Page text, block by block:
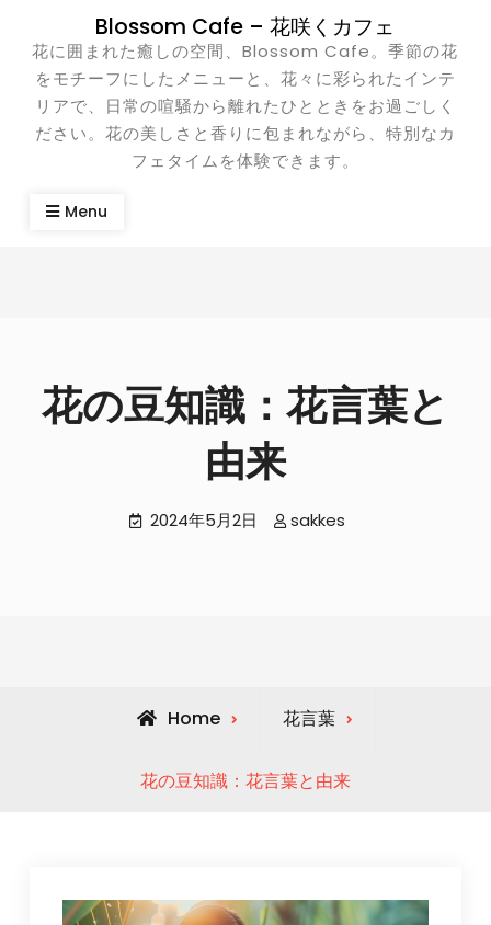
content
Blossom Cafe – 花咲くカフェ
花に囲まれた癒しの空間、Blossom Cafe。季節の花
をモチーフにしたメニューと、花々に彩られたインテ
リアで、日常の喧騒から離れたひとときをお過ごしく
ださい。花の美しさと香りに包まれながら、特別なカ
フェタイムを体験できます。
Menu
花の豆知識：花言葉と
由来
2024年5月2日 sakkes
Home 花言葉
花の豆知識：花言葉と由来